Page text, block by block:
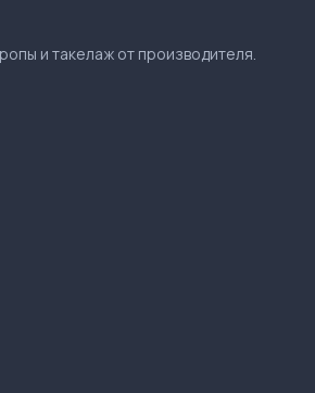
и такелаж от производителя.